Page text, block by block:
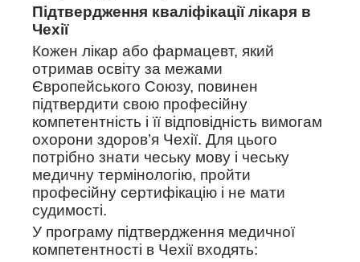
Підтвердження кваліфікації лікаря в
Чехії
Кожен лікар або фармацевт, який
отримав освіту за межами
Європейського Союзу, повинен
підтвердити свою професійну
компетентність і її відповідність вимогам
охорони здоров’я Чехії. Для цього
потрібно знати чеську мову і чеську
медичну термінологію, пройти
професійну сертифікацію і не мати
судимості.
У програму підтвердження медичної
компетентності в Чехії входять: